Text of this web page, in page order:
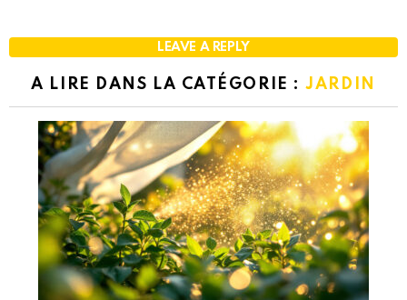
LEAVE A REPLY
A LIRE DANS LA CATÉGORIE :JARDIN